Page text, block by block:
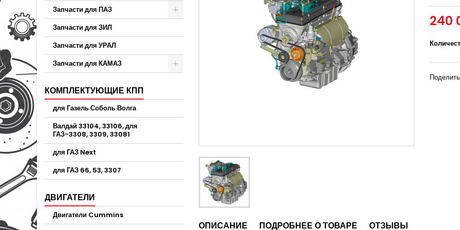
Запчасти для ПАЗ
Запчасти для ЗИЛ
Запчасти для УРАЛ
Запчасти для КАМАЗ
КОМПЛЕКТУЮЩИЕ КПП
для Газель Соболь Волга
Валдай 33104, 33106, для
ГАЗ-3308, 3309, 33081
для ГАЗ Next
для ГАЗ 66, 53, 3307
ДВИГАТЕЛИ
Двигатели Cummins
240
ОПИСАНИЕ ПОДРОБНЕЕ О ТОВАРЕ ОТЗЫВЫ